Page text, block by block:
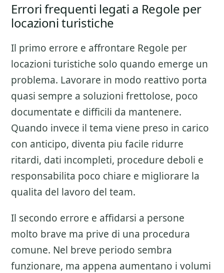
Errori frequenti legati a Regole per
locazioni turistiche
Il primo errore e affrontare Regole per
locazioni turistiche solo quando emerge un
problema. Lavorare in modo reattivo porta
quasi sempre a soluzioni frettolose, poco
documentate e difficili da mantenere.
Quando invece il tema viene preso in carico
con anticipo, diventa piu facile ridurre
ritardi, dati incompleti, procedure deboli e
responsabilita poco chiare e migliorare la
qualita del lavoro del team.
Il secondo errore e affidarsi a persone
molto brave ma prive di una procedura
comune. Nel breve periodo sembra
funzionare, ma appena aumentano i volumi